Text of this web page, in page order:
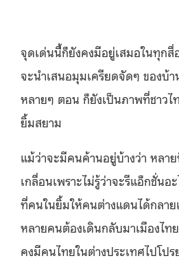
จุดเด่นนี้่ก็ยังคงมีอยู่เสมอในทุกสื่
จะนำเสนอมุมเครียดจัดๆ ของบ้า
หลายๆ ตอน ก็ยังเป็นภาพที่ชาวไ
ยิ้มสยาม
แม้ว่าจะมีคนค้านอยู่บ้างว่า หลา
เกลื่อนเพราะไม่รู้ว่าจะรีแอ็กชั่น
ที่คนในยิ้มให้คนต่างแดนได้กลาย
หลายคนต้องเดินกลับมาเมืองไท
คงมีคนไทยในต่างประเทศไปโป